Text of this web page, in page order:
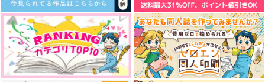
ましゅまろめもりーず
脳直百貨店
787円（税込）
ずっと僕に夢中でい
て！
ザザ降り
ASSORTMENT イデ
アズ短編再録集
Hekate
再録集 煙るような光
ザザ降り
専売 3,573円（税込）
ぼくらのいろいろ
coto coto
専売 2,970円（税込）
MELTY BITTER SWE
ET
国道695号